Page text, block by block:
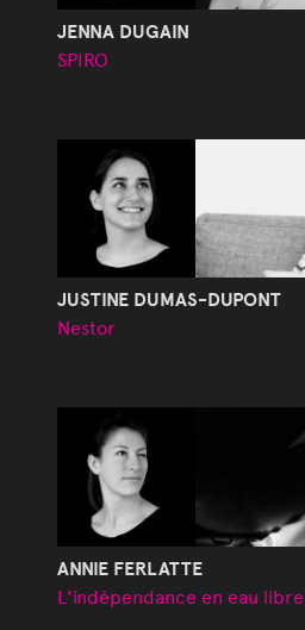
JENNA DUGAIN
SPIRO
JUSTINE DUMAS-DUPONT
Nestor
ANNIE FERLATTE
L'indépendance en eau libre